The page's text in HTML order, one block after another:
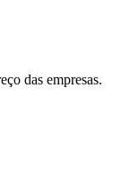
das empresas.